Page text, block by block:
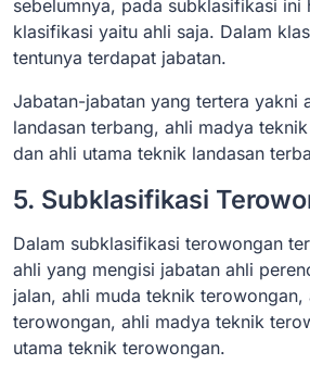
sebelumnya, pada subklasifikasi ini
klasifikasi yaitu ahli saja. Dalam
tentunya terdapat jabatan.
Jabatan-jabatan yang tertera yakni
landasan terbang, ahli madya
dan ahli utama teknik landasan
5. Subklasifikasi
Dalam subklasifikasi terowongan
ahli yang mengisi jabatan ahli
jalan, ahli muda teknik
terowongan, ahli madya teknik
utama teknik terowongan.